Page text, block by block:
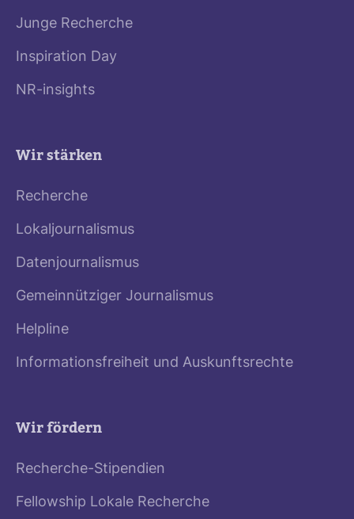
Junge Recherche
Inspiration Day
NR-insights
Wir stärken
Recherche
Lokaljournalismus
Datenjournalismus
Gemeinnütziger Journalismus
Helpline
Informationsfreiheit und Auskunftsrechte
Wir fördern
Recherche-Stipendien
Fellowship Lokale Recherche